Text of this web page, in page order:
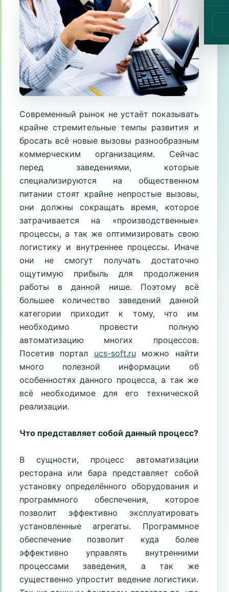
Современный рынок не устаёт показывать
крайне стремительные темпы развития и
бросать всё новые вызовы разнообразным
коммерческим организациям. Сейчас
перед заведениями, которые
специализируются на общественном
питании стоят крайне непростые вызовы,
они должны сокращать время, которое
затрачивается на «производственные»
процессы, а так же оптимизировать свою
логистику и внутреннее процессы. Иначе
они не смогут получать достаточно
ощутимую прибыль для продолжения
работы в данной нише. Поэтому всё
большее количество заведений данной
категории приходит к тому, что им
необходимо провести полную
автоматизацию многих процессов.
Посетив портал ucs-soft.ru можно найти
много полезной информации об
особенностях данного процесса, а так же
всё необходимое для его технической
реализации.
Что представляет собой данный процесс?
В сущности, процесс автоматизации
ресторана или бара представляет собой
установку определённого оборудования и
программного обеспечения, которое
позволит эффективно эксплуатировать
установленные агрегаты. Программное
обеспечение позволит куда более
эффективно управлять внутренними
процессами заведения, а так же
существенно упростит ведение логистики.